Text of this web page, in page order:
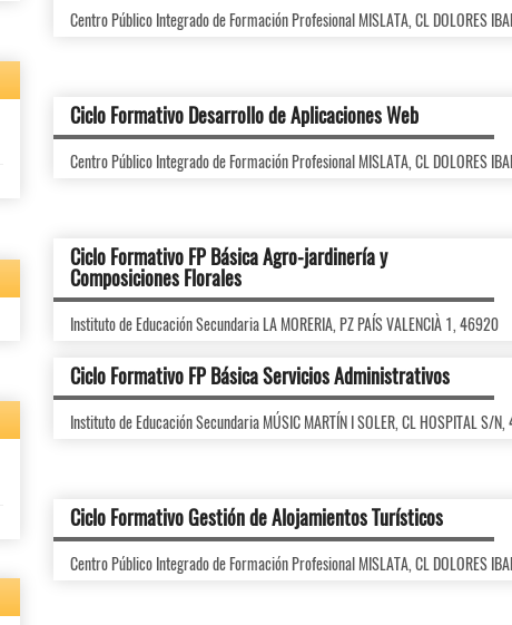
Centro Público Integrado de Formación Profesional MISLATA, CL DOLORES
Ciclo Formativo Desarrollo de Aplicaciones Web
Centro Público Integrado de Formación Profesional MISLATA, CL DOLORES
Ciclo Formativo FP Básica Agro-jardinería y
Composiciones Florales
Instituto de Educación Secundaria LA MORERIA, PZ PAÍS VALENCIÀ 1, 46920
Ciclo Formativo FP Básica Servicios Administrativos
Instituto de Educación Secundaria MÚSIC MARTÍN I SOLER, CL HOSPITAL S/
Ciclo Formativo Gestión de Alojamientos Turísticos
Centro Público Integrado de Formación Profesional MISLATA, CL DOLORES